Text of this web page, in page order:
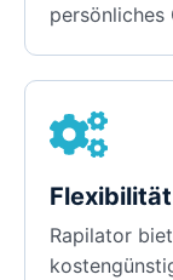
persönliches
Flexibilität
Rapilator